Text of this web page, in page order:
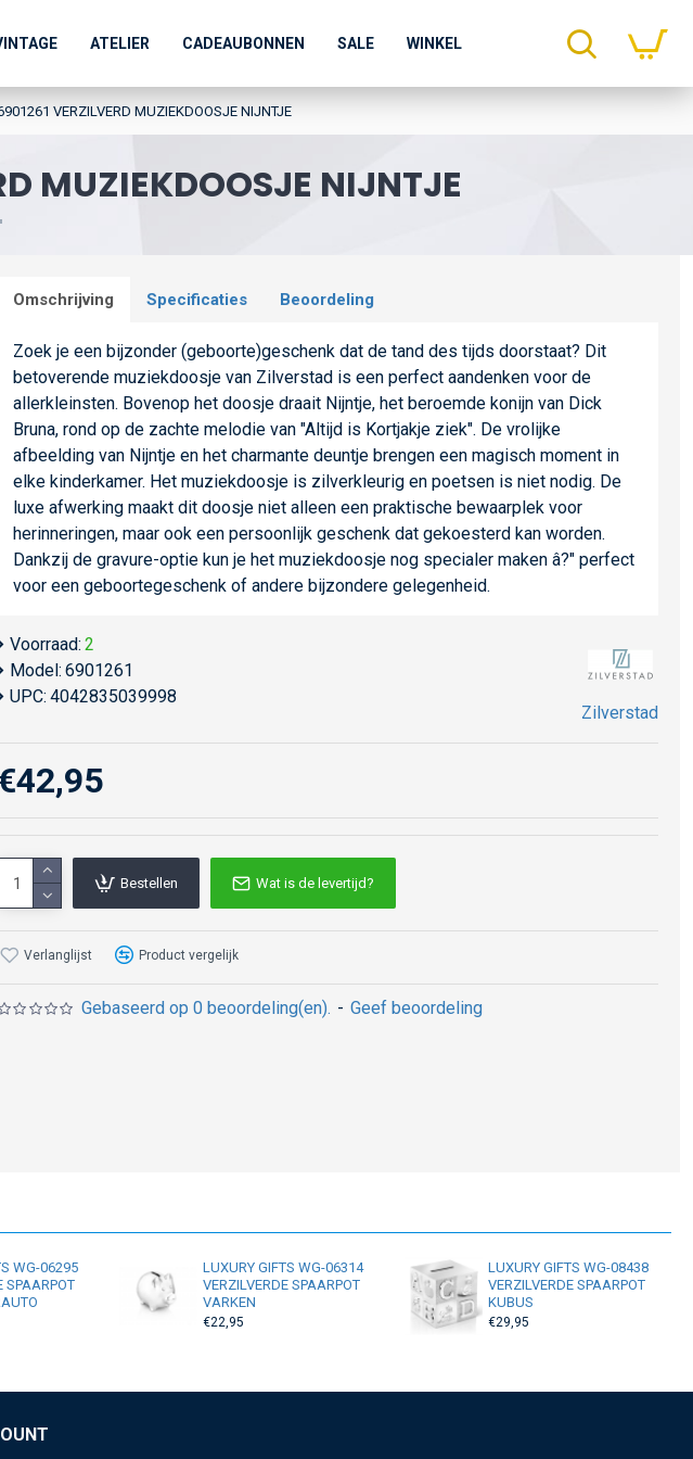
ATELIER CADEAUBONNEN SALE WINKEL
VERZILVERD MUZIEKDOOSJE NIJNTJE
MUZIEKDOOSJE NIJNTJE
Omschrijving Specificaties Beoordeling
Zoek je een bijzonder (geboorte)geschenk dat de tand des tijds doorstaat? Dit
betoverende muziekdoosje van Zilverstad is een perfect aandenken voor de
allerkleinsten. Bovenop het doosje draait Nijntje, het beroemde konijn van Dick
Bruna, rond op de zachte melodie van "Altijd is Kortjakje ziek". De vrolijke
afbeelding van Nijntje en het charmante deuntje brengen een magisch moment in
elke kinderkamer. Het muziekdoosje is zilverkleurig en poetsen is niet nodig. De
luxe afwerking maakt dit doosje niet alleen een praktische bewaarplek voor
herinneringen, maar ook een persoonlijk geschenk dat gekoesterd kan worden.
Dankzij de gravure-optie kun je het muziekdoosje nog specialer maken â?" perfect
voor een geboortegeschenk of andere bijzondere gelegenheid.
Voorraad: 2
Model: 6901261
UPC: 4042835039998
Zilverstad
Gebaseerd op 0 beoordeling(en). - Geef beoordeling
Bestellen Wat is de levertijd?
Verlanglijst Product vergelijk
WG-06295
SPAARPOT
LUXURY GIFTS WG-06314
VERZILVERDE SPAARPOT
VARKEN
€22,95
LUXURY GIFTS WG-08438
VERZILVERDE SPAARPOT
KUBUS
€29,95